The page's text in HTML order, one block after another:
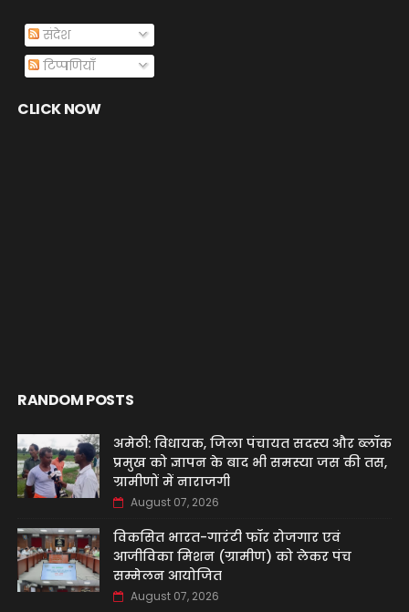
संदेश
टिप्पणियाँ
CLICK NOW
RANDOM POSTS
अमेठी: विधायक, जिला पंचायत सदस्य और ब्लॉक
प्रमुख को ज्ञापन के बाद भी समस्या जस की तस,
ग्रामीणों में नाराजगी
August 07, 2026
विकसित भारत-गारंटी फॉर रोजगार एवं
आजीविका मिशन (ग्रामीण) को लेकर पंच
सम्मेलन आयोजित
August 07, 2026